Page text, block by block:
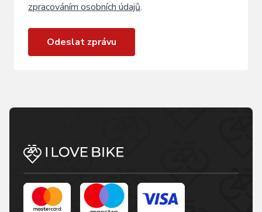
zpracováním osobních údajů.
Odeslat zprávu